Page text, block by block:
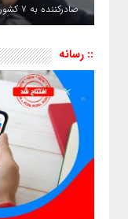
صادرکننده به ۷ کشور منطقه هستیم
:: رسانه